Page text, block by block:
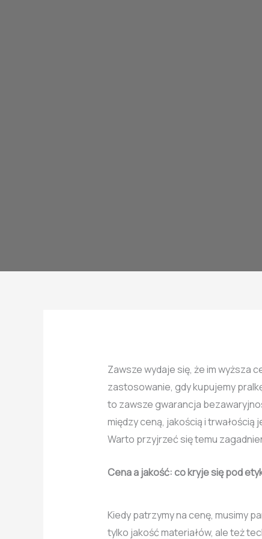
Zawsze wydaje się, że im wyższa
zastosowanie, gdy kupujemy
to zawsze gwarancja
między ceną, jakością i trwałością
Warto przyjrzeć się temu
Cena a jakość: co kryje się pod
Kiedy patrzymy na cenę, musimy
tylko jakość materiałów, ale też